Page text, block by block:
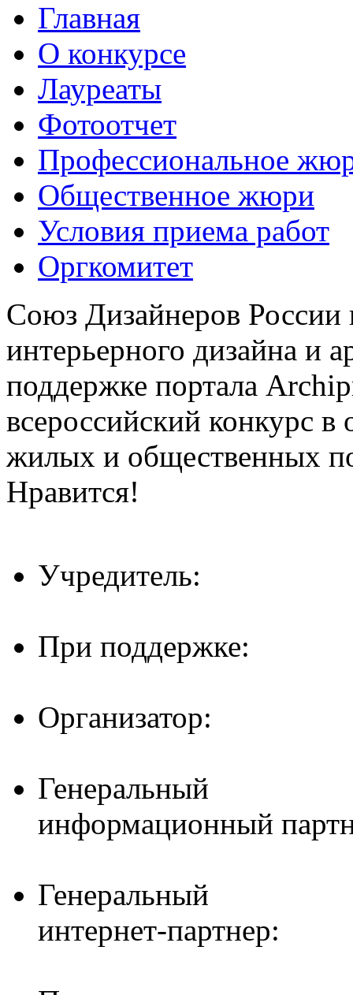
Главная
О конкурсе
Лауреаты
Фотоотчет
Профессиональное
Общественное жюри
Условия приема работ
Оргкомитет
Союз Дизайнеров России
интерьерного дизайна и
поддержке портала
всероссийский конкурс в
жилых и общественных
Нравится!
Учредитель:
При поддержке:
Организатор:
Генеральный
информационный
Генеральный
интернет-партнер: